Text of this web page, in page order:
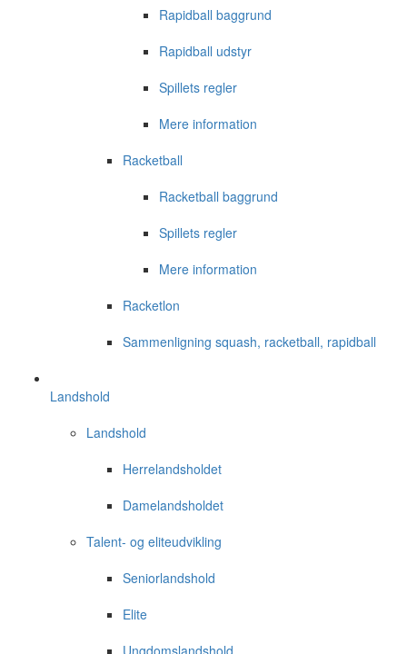
Rapidball baggrund
Rapidball udstyr
Spillets regler
Mere information
Racketball
Racketball baggrund
Spillets regler
Mere information
Racketlon
Sammenligning squash, racketball, rapidball
Landshold
Landshold
Herrelandsholdet
Damelandsholdet
Talent- og eliteudvikling
Seniorlandshold
Elite